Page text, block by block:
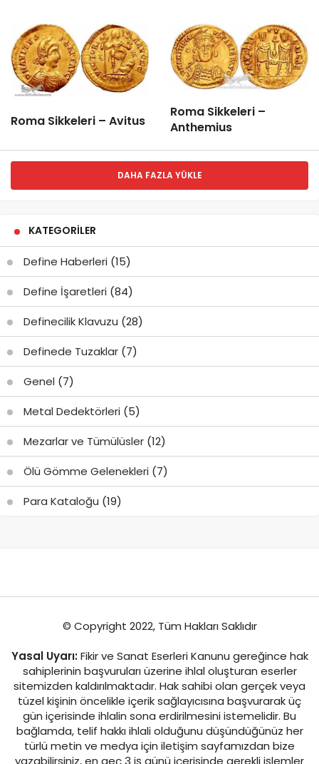
Roma Sikkeleri – Avitus
Roma Sikkeleri –
Anthemius
DAHA FAZLA YÜKLE
KATEGORILER
Define Haberleri (15)
Define İşaretleri (84)
Definecilik Klavuzu (28)
Definede Tuzaklar (7)
Genel (7)
Metal Dedektörleri (5)
Mezarlar ve Tümülüsler (12)
Ölü Gömme Gelenekleri (7)
Para Kataloğu (19)
© Copyright 2022, Tüm Hakları Saklıdır
Yasal Uyarı:Fikir ve Sanat Eserleri Kanunu gereğince hak
sahiplerinin başvuruları üzerine ihlal oluşturan eserler
sitemizden kaldırılmaktadır. Hak sahibi olan gerçek veya
tüzel kişinin öncelikle içerik sağlayıcısına başvurarak üç
gün içerisinde ihlalin sona erdirilmesini istemelidir. Bu
bağlamda, telif hakkı ihlali olduğunu düşündüğünüz her
türlü metin ve medya için iletişim sayfamızdan bize